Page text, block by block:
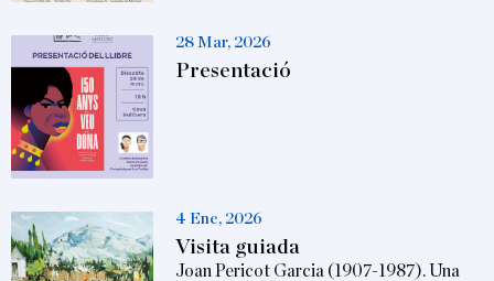
28 Mar, 2026
Presentació
4 Ene, 2026
Visita guiada
Joan Pericot Garcia (1907-1987). Una